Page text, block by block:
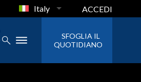
Italy ACCEDI
SFOGLIA IL
QUOTIDIANO